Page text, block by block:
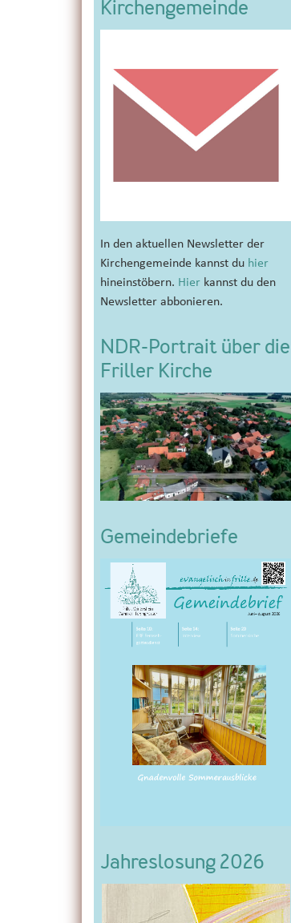
Kirchengemeinde
In den aktuellen Newsletter der
Kirchengemeinde kannst du hier
hineinstöbern. Hier kannst du den
Newsletter abbonieren.
NDR-Portrait über die
Friller Kirche
Gemeindebriefe
Jahreslosung 2026